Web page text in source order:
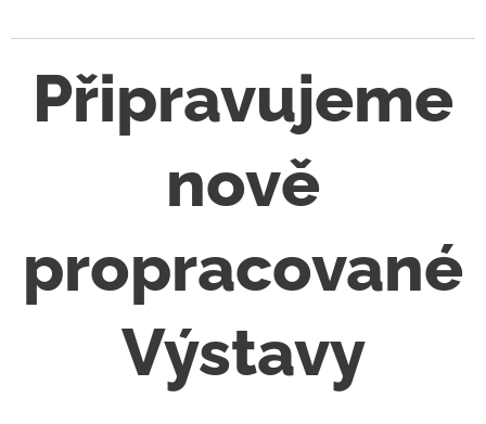
Připravujeme
nově
propracované
Výstavy